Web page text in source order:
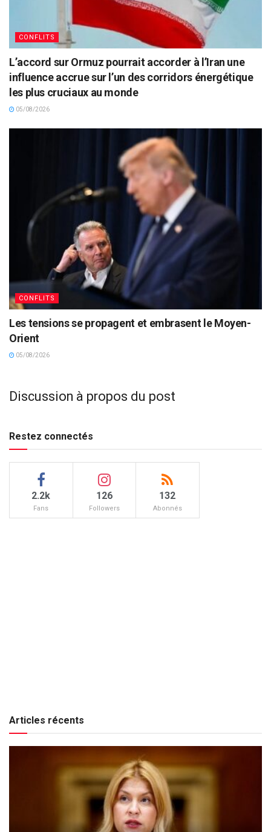
CONFLITS
L’accord sur Ormuz pourrait accorder à l’Iran une
influence accrue sur l’un des corridors énergétique
les plus cruciaux au monde
05/08/2026
CONFLITS
Les tensions se propagent et embrasent le Moyen-
Orient
05/08/2026
Discussion à propos du post
Restez connectés
2.2k
Fans
126
Followers
132
Abonnés
Articles récents